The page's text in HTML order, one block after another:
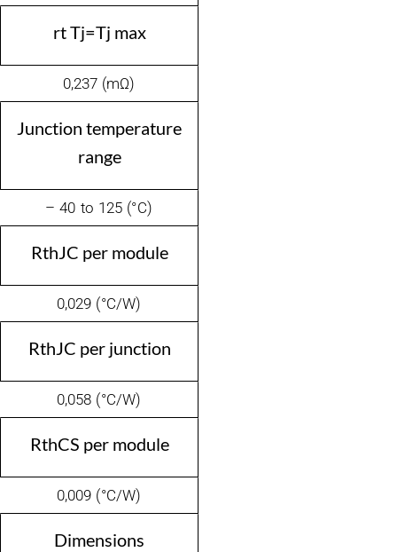
rt Tj=Tj max
0,237 (mΩ)
Junction temperature
range
– 40 to 125 (°C)
RthJC per module
0,029 (°C/W)
RthJC per junction
0,058 (°C/W)
RthCS per module
0,009 (°C/W)
Dimensions